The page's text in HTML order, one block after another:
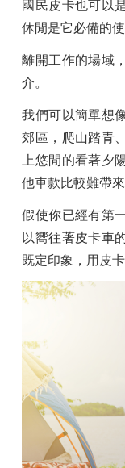
國民皮卡也可以
休閒是它必備的
離開工作的場域
介。
我們可以簡單想
郊區，爬山踏青
上悠閒的看著夕
他車款比較難帶來
假使你已經有第
以嚮往著皮卡車
既定印象，用皮